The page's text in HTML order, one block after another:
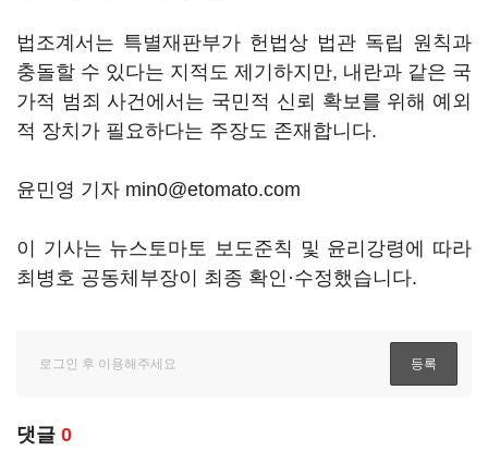
법조계서는 특별재판부가 헌법상 법관 독립 원칙과
충돌할 수 있다는 지적도 제기하지만, 내란과 같은 국
가적 범죄 사건에서는 국민적 신뢰 확보를 위해 예외
적 장치가 필요하다는 주장도 존재합니다.
윤민영 기자 min0@etomato.com
이 기사는 뉴스토마토 보도준칙 및 윤리강령에 따라
최병호 공동체부장이 최종 확인·수정했습니다.
댓글 0